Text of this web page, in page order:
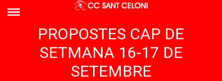
PROPOSTES CAP DE
SETMANA 16-17 DE
SETEMBRE